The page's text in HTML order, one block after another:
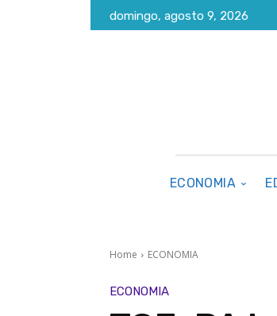
domingo, agosto 9, 2026
ECONOMIA
Home ECONOMIA
ECONOMIA